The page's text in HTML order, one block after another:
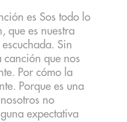
es Sos todo lo
que es nuestra
Sin
canción que nos
Por cómo la
Porque es una
no
expectativa